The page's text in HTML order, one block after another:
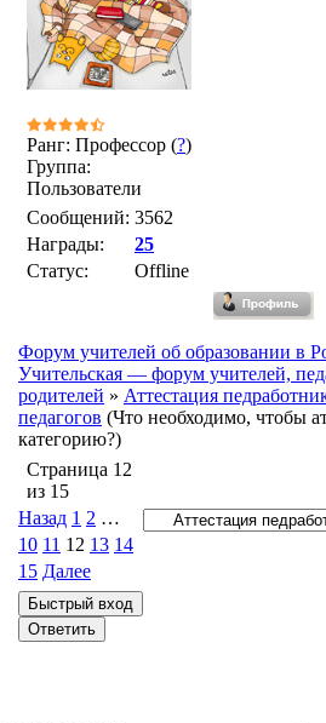
Ранг: Профессор (?)
Группа:
Пользователи
Сообщений: 3562
Награды:
25
Статус:
Offline
Форум учителей об образовании в
Учительская — форум учителей,
родителей » Аттестация
педагогов (Что необходимо, чтобы
категорию?)
Страница 12
из 15
Назад 1 2 …
10 11 12 13 14
15 Далее